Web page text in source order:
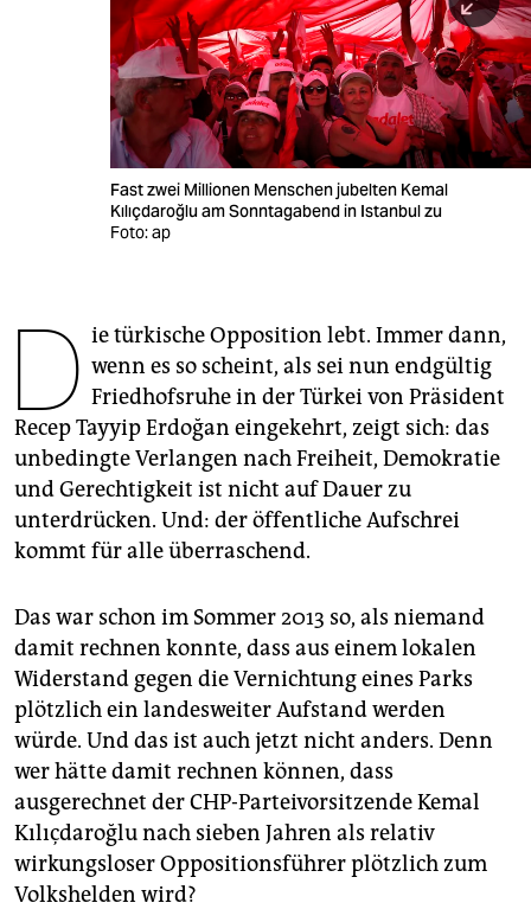
veranstaltungen
genossenschaft
epaper login
Fast zwei Millionen Menschen jubelten Kemal
Kılıçdaroğlu am Sonntagabend in Istanbul zu
Foto: ap
D ie türkische Opposition lebt. Immer dann,
wenn es so scheint, als sei nun endgültig
Friedhofsruhe in der Türkei von Präsident
Recep Tayyip Erdoğan eingekehrt, zeigt sich: das
unbedingte Verlangen nach Freiheit, Demokratie
und Gerechtigkeit ist nicht auf Dauer zu
unterdrücken. Und: der öffentliche Aufschrei
kommt für alle überraschend.
Das war schon im Sommer 2013 so, als niemand
damit rechnen konnte, dass aus einem lokalen
Widerstand gegen die Vernichtung eines Parks
plötzlich ein landesweiter Aufstand werden
würde. Und das ist auch jetzt nicht anders. Denn
wer hätte damit rechnen können, dass
ausgerechnet der CHP-Parteivorsitzende Kemal
Kılıçdaroğlu nach sieben Jahren als relativ
wirkungsloser Oppositionsführer plötzlich zum
Volkshelden wird?